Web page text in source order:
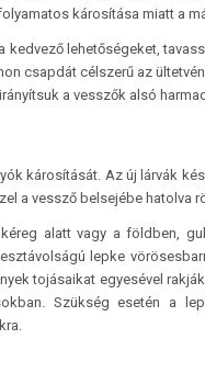
károsítása miatt a
lehetőségeket,
csapdát célszerű az
a vesszők alsó
károsítását. Az új lárvák
a vessző belsejébe hatolva
alatt vagy a földben,
lepke
tojásaikat egyesével
Szükség esetén a